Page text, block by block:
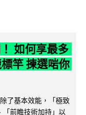
如何享最多
竿 揀選啱你
了基本效能，「極致
前瞻技術加持」以